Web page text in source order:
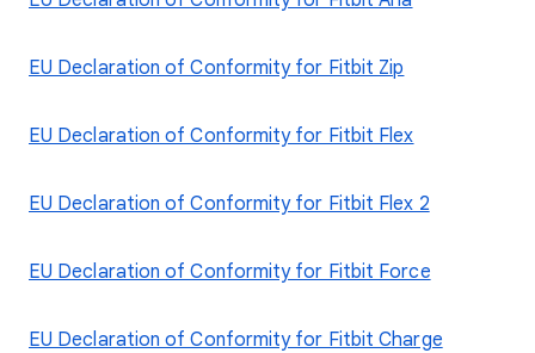
EU Declaration of Conformity for Fitbit Zip
EU Declaration of Conformity for Fitbit Flex
EU Declaration of Conformity for Fitbit Flex 2
EU Declaration of Conformity for Fitbit Force
EU Declaration of Conformity for Fitbit Charge